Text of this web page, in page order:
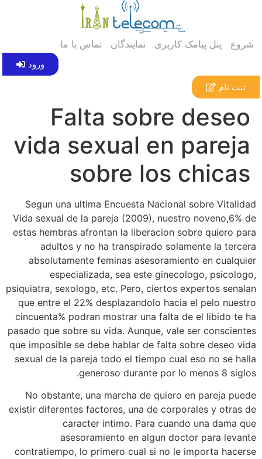
شروع پنل پیامک کاربری نمایندگان تماس با ما
ورود
ثبت نام
Falta sobre deseo
vida sexual en pareja
sobre los chicas
Segun una ultima Encuesta Nacional sobre Vitalidad
Vida sexual de la pareja (2009), nuestro noveno,6% de
estas hembras afrontan la liberacion sobre quiero para
adultos y no ha transpirado solamente la tercera
absolutamente feminas asesoramiento en cualquier
especializada, sea este ginecologo, psicologo,
psiquiatra, sexologo, etc. Pero, ciertos expertos senalan
que entre el 22% desplazandolo hacia el pelo nuestro
cincuenta% podran mostrar una falta de el libido te ha
pasado que sobre su vida. Aunque, vale ser conscientes
que imposible se debe hablar de falta sobre deseo vida
sexual de la pareja todo el tiempo cual eso no se halla
generoso durante por lo menos 8 siglos.
No obstante, una marcha de quiero en pareja puede
existir diferentes factores, una de corporales y otras de
caracter intimo. Para cuando una dama que
asesoramiento en algun doctor para levante
contratiempo, lo primero cual si no le importa hacerse